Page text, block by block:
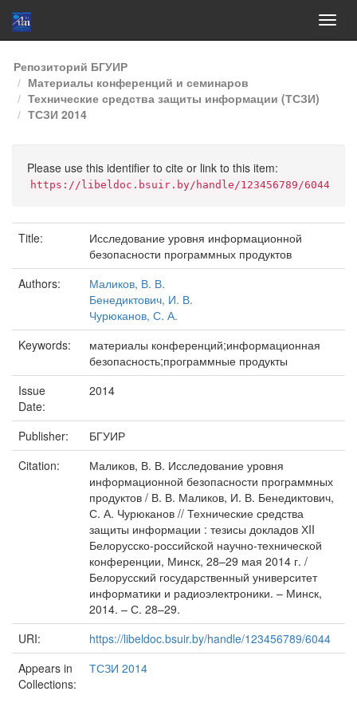
Skip
navigation
Репозиторий БГУИР
Материалы конференций и семинаров
Технические средства защиты информации (ТСЗИ)
ТСЗИ 2014
Please use this identifier to cite or link to this item:
https://libeldoc.bsuir.by/handle/123456789/6044
Title:
Исследование уровня информационной
безопасности программных продуктов
Authors:
Маликов, В. В.
Бенедиктович, И. В.
Чурюканов, С. А.
Keywords:
материалы конференций;информационная
безопасность;программные продукты
Issue
Date:
2014
Publisher:
БГУИР
Citation:
Маликов, В. В. Исследование уровня
информационной безопасности программных
продуктов / В. В. Маликов, И. В. Бенедиктович,
С. А. Чурюканов // Технические средства
защиты информации : тезисы докладов ХII
Белорусско-российской научно-технической
конференции, Минск, 28–29 мая 2014 г. /
Белорусский государственный университет
информатики и радиоэлектроники. – Минск,
2014. – С. 28–29.
URI:
https://libeldoc.bsuir.by/handle/123456789/6044
Appears in
Collections:
ТСЗИ 2014